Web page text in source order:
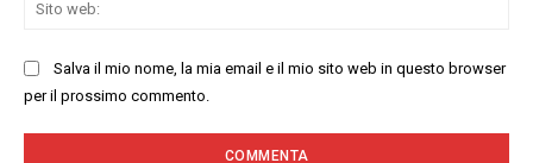
Salva il mio nome, la mia email e il mio sito web in questo browser
per il prossimo commento.